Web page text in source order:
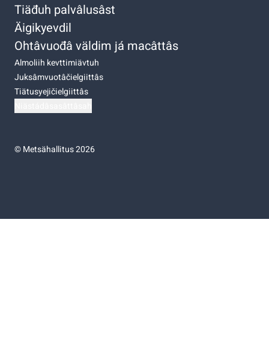
Tiäđuh palvâlusâst
Äigikyevdil
Ohtâvuođâ väldim já macâttâs
Almoliih kevttimiävtuh
Juksâmvuotâčielgiittâs
Tiätusyejičielgiittâs
©Metsähallitus 2026